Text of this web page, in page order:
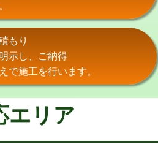
)
置) 5,500円
（バンド止
5,500円
埋め戻し作
11,000円
もり
示し、ご納得
で施工を行います。
エリア